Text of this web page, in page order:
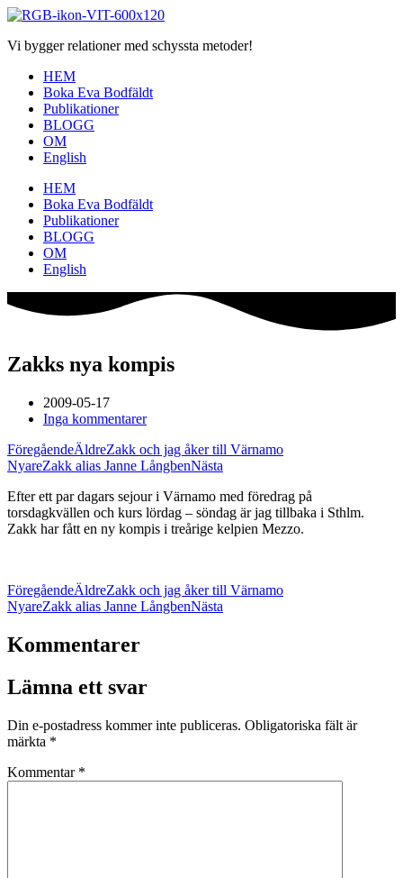
Hoppa
innehåll
Vi bygger relationer med schyssta metoder!
HEM
Boka Eva Bodfäldt
Publikationer
BLOGG
OM
English
HEM
Boka Eva Bodfäldt
Publikationer
BLOGG
OM
English
Zakks nya kompis
2009-05-17
Inga kommentarer
FöregåendeÄldreZakk och jag åker till Värnamo
NyareZakk alias Janne LångbenNästa
Efter ett par dagars sejour i Värnamo med föredrag på
torsdagkvällen och kurs lördag – söndag är jag tillbaka i Sthlm.
Zakk har fått en ny kompis i treårige kelpien Mezzo.
FöregåendeÄldreZakk och jag åker till Värnamo
NyareZakk alias Janne LångbenNästa
Kommentarer
Lämna ett svar
Din e-postadress kommer inte publiceras. Obligatoriska fält är
märkta *
Kommentar *